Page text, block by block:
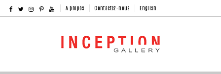
A propos Contactez-nous English